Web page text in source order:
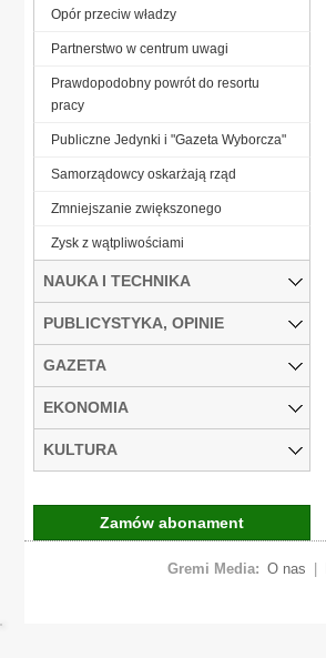
Opór przeciw władzy
Partnerstwo w centrum uwagi
Prawdopodobny powrót do resortu
pracy
Publiczne Jedynki i "Gazeta Wyborcza"
Samorządowcy oskarżają rząd
Zmniejszanie zwiększonego
Zysk z wątpliwościami
NAUKA I TECHNIKA
PUBLICYSTYKA, OPINIE
GAZETA
EKONOMIA
KULTURA
Zamów abonament
Gremi Media: O nas